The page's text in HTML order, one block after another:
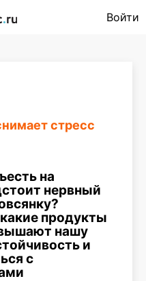
Войти
стресс
на
нервный
продукты
нашу
и
с